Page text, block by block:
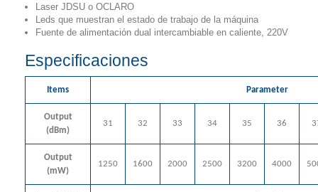
Laser JDSU o OCLARO
Leds que muestran el estado de trabajo de la máquina
Fuente de alimentación dual intercambiable en caliente, 220V
Especificaciones
Items Parameter
Output
(dBm)
31 32 33 34 35 36
Output
(mW)
1250 1600 2000 2500 3200 4000